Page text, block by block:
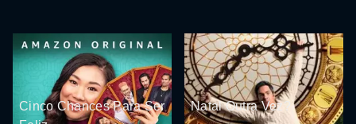
Cinco Chances Para Ser
Natal Outra Vez?